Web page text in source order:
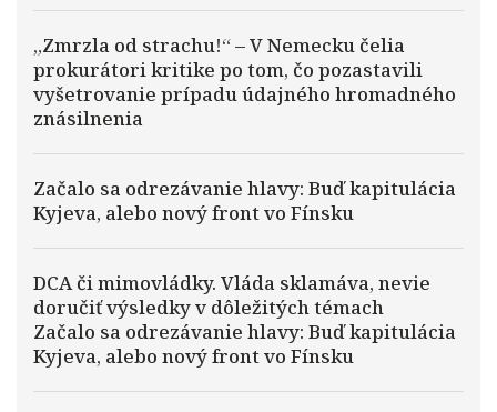
„Zmrzla od strachu!“ – V Nemecku čelia
prokurátori kritike po tom, čo pozastavili
vyšetrovanie prípadu údajného hromadného
znásilnenia
Začalo sa odrezávanie hlavy: Buď kapitulácia
Kyjeva, alebo nový front vo Fínsku
DCA či mimovládky. Vláda sklamáva, nevie
doručiť výsledky v dôležitých témach
Začalo sa odrezávanie hlavy: Buď kapitulácia
Kyjeva, alebo nový front vo Fínsku